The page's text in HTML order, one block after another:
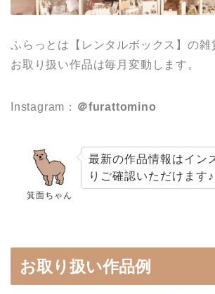
ふらっとは【レンタルボックス】の雑
お取り扱い作品は毎月変動します。
Instagram： ＠furattomino
箕面ちゃん
最新の作品情報はイン
りご確認いただけます♪
お取り扱い作品例